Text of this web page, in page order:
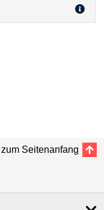
zum Seitenanfang